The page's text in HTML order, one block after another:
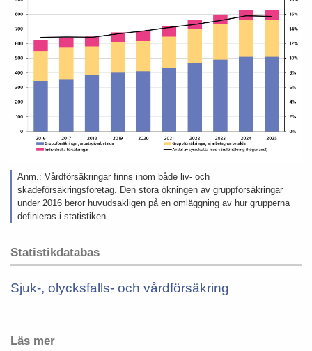
Anm.: Vårdförsäkringar finns inom både liv- och
skadeförsäkringsföretag. Den stora ökningen av gruppförsäkringar
under 2016 beror huvudsakligen på en omläggning av hur grupperna
definieras i statistiken.
Statistikdatabas
Sjuk-, olycksfalls- och vårdförsäkring
Läs mer